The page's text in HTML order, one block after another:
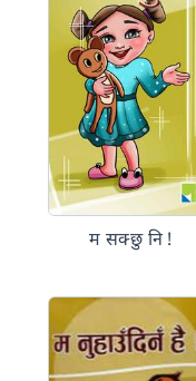
म सक्छु नि !